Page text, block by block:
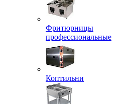
Фритюрницы
профессиональные
Коптильни